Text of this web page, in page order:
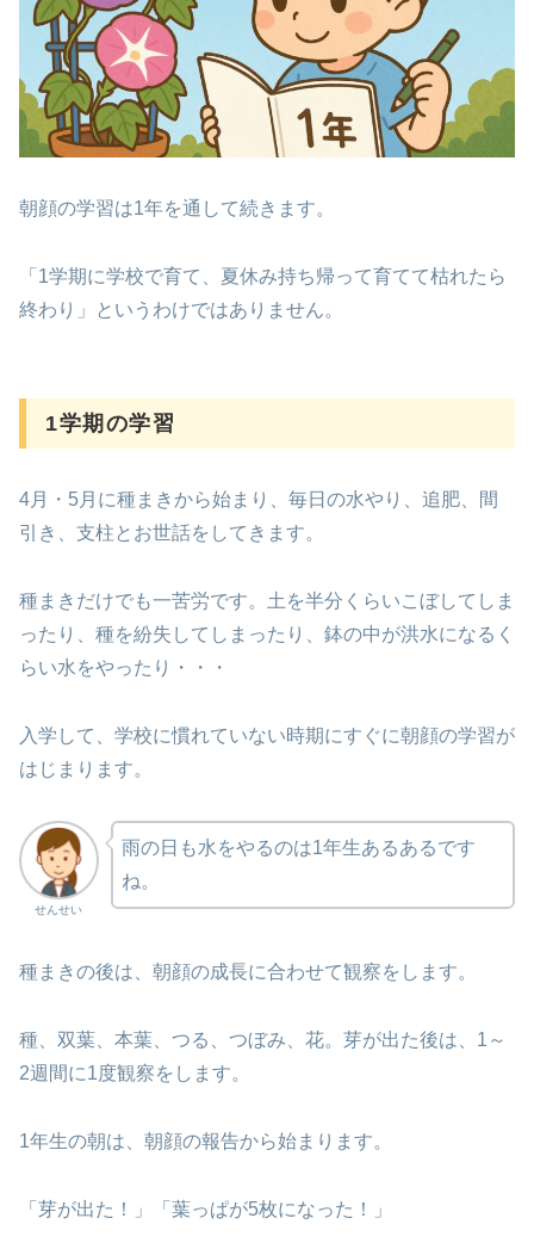
朝顔の学習は1年を通して続きます。
「1学期に学校で育て、夏休み持ち帰って育てて枯れたら
終わり」というわけではありません。
1学期の学習
4月・5月に種まきから始まり、毎日の水やり、追肥、間
引き、支柱とお世話をしてきます。
種まきだけでも一苦労です。土を半分くらいこぼしてしま
ったり、種を紛失してしまったり、鉢の中が洪水になるく
らい水をやったり・・・
入学して、学校に慣れていない時期にすぐに朝顔の学習が
はじまります。
せんせい
雨の日も水をやるのは1年生あるあるです
ね。
種まきの後は、朝顔の成長に合わせて観察をします。
種、双葉、本葉、つる、つぼみ、花。芽が出た後は、1～
2週間に1度観察をします。
1年生の朝は、朝顔の報告から始まります。
「芽が出た！」「葉っぱが5枚になった！」